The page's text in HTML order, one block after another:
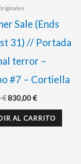
Sale (Ends
31) // Portada
terror –
#7 – Cortiella
€830,00€
AL CARRITO